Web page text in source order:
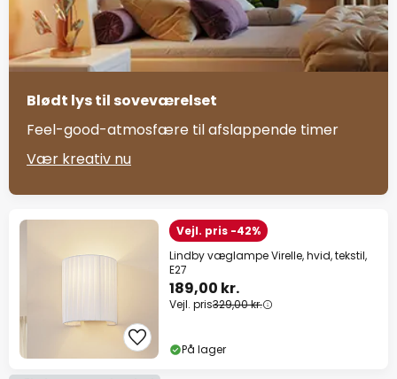
Blødt lys til soveværelset
Feel-good-atmosfære til afslappende timer
Vær kreativ nu
Vejl. pris -42%
Lindby væglampe Virelle, hvid, tekstil,
E27
189,00 kr.
Vejl. pris329,00 kr.
På lager